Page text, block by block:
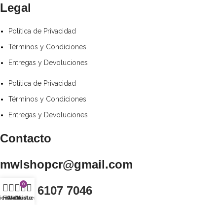
Legal
Política de Privacidad
Términos y Condiciones
Entregas y Devoluciones
Política de Privacidad
Términos y Condiciones
Entregas y Devoluciones
Contacto
mwlshopcr@gmail.com
+(506) 6107 7046
Filtros
Wishlist
0
Carrito
Mi cuenta